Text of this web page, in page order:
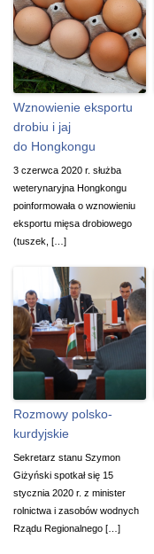
Wznowienie eksportu
drobiu i jaj
do Hongkongu
3 czerwca 2020 r. służba
weterynaryjna Hongkongu
poinformowała o wznowieniu
eksportu mięsa drobiowego
(tuszek, […]
Rozmowy polsko-
kurdyjskie
Sekretarz stanu Szymon
Giżyński spotkał się 15
stycznia 2020 r. z minister
rolnictwa i zasobów wodnych
Rządu Regionalnego […]